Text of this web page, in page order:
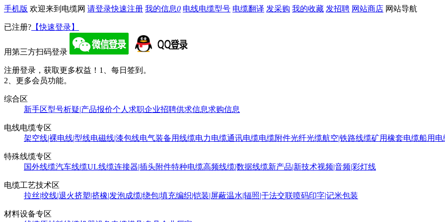
手机版 欢迎来到电缆网 请登录快速注册 我的信息0 电线电缆型号 电缆翻译 发采购 我的收藏 发招聘 网站商店 网站导航
已注册? 【快速登录】
用第三方扫码登录
注册登录，获取更多权益！ 1、每日签到。
2、更多会员功能。
综合区
新手区型号析疑|产品报价个人求职企业招聘供求信息求购信息
电线电缆专区
架空线|裸电线|型线电磁线|漆包线电气装备用线缆电力电缆通讯电缆电缆附件光纤光缆航空|铁路线缆矿用橡套电缆船用电
特殊线缆专区
国外线缆汽车线缆UL线缆连接器|插头附件特种电缆高频线缆|数据线缆新产品|新技术视频|音频|彩灯线
电缆工艺技术区
拉丝|绞线|退火挤塑|挤橡|发泡成缆|绕包|填充编织|铠装|屏蔽温水|辐照|干法交联喷码印字|记米包装
材料设备专区